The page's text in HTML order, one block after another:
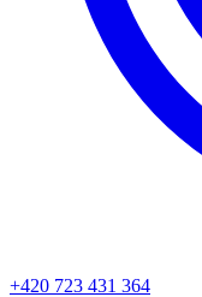
+420 723 431 364